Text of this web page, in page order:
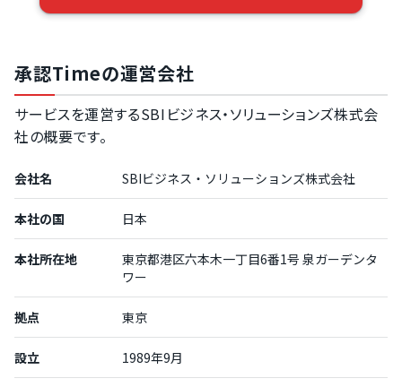
承認Timeの運営会社
サービスを運営するSBIビジネス・ソリューションズ株式会
社の概要です。
会社名 SBIビジネス・ソリューションズ株式会社
本社の国 日本
本社所在地
東京都港区六本木一丁目6番1号 泉ガーデンタ
ワー
拠点 東京
設立 1989年9月